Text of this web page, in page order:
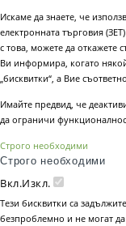
Искаме да знаете, че
електронната търговия
с това, можете да откажете
Ви информира, когато
„бисквитки“, а Вие
Имайте предвид, че
да ограничи
Строго необходими
Строго необходими
Вкл.Изкл.
Тези бисквитки са
безпроблемно и не могат